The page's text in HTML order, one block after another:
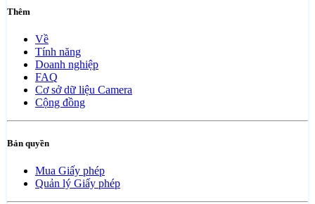
Thêm
Về
Tính năng
Doanh nghiệp
FAQ
Cơ sở dữ liệu Camera
Cộng đồng
Bản quyền
Mua Giấy phép
Quản lý Giấy phép